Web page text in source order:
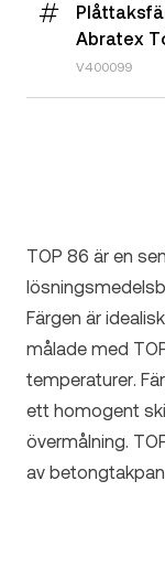
Abratex
V400099
TOP 86 är en
Färgen är
målade med
temperaturer.
ett homogent
övermålning.
av